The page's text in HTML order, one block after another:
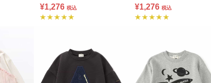
¥1,276 税込 ¥1,276 税込